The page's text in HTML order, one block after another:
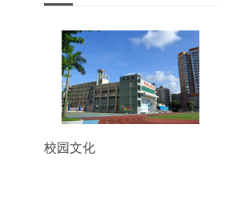
校园文化